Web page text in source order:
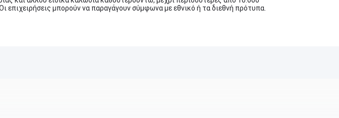
μπορούν να παραγάγουν σύμφωνα με εθνικό ή τα διεθνή πρότυπα.